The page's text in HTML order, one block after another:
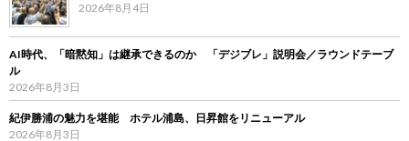
2026年8月4日
AI時代、「暗黙知」は継承できるのか 「デジブレ」説明会／ラウンドテーブ
ル
2026年8月3日
紀伊勝浦の魅力を堪能 ホテル浦島、日昇館をリニューアル
2026年8月3日